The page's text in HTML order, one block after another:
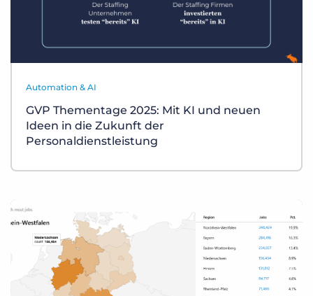
Automation & AI
GVP Thementage 2025: Mit KI und neuen
Ideen in die Zukunft der
Personaldienstleistung